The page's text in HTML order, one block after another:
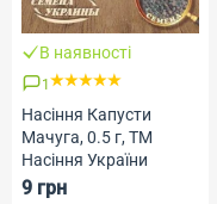
В наявності
1
Насіння Капусти
Мачуга, 0.5 г, ТМ
Насіння України
9 грн